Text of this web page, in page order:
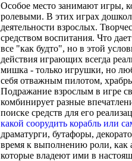
Особое место занимают игры,
ролевыми. В этих играх
деятельности взрослых.
средством воспитания. Что
все "как будто", но в этой
действия играющих всегда
мишка - только игрушки, но
себя отважным пилотом,
Подражание взрослым в игре
комбинирует разные
поиске средств для его
какой соорудить корабль или
драматурги, бутафоры,
время к выполнению роли, как
которые владеют ими в